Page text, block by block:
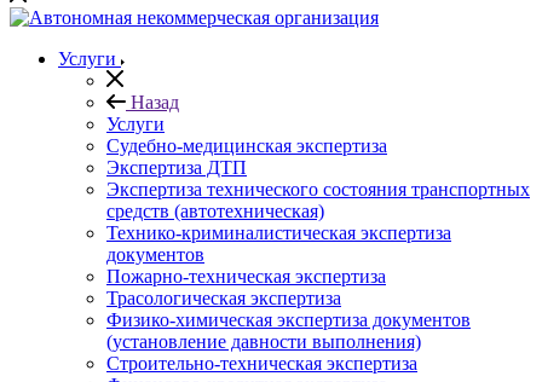
Услуги
Назад
Услуги
Судебно-медицинская экспертиза
Экспертиза ДТП
Экспертиза технического состояния транспортных
средств (автотехническая)
Технико-криминалистическая экспертиза
документов
Пожарно-техническая экспертиза
Трасологическая экспертиза
Физико-химическая экспертиза документов
(установление давности выполнения)
Строительно-техническая экспертиза